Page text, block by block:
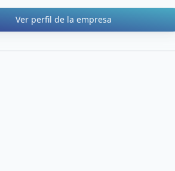
Ver perfil de la empresa